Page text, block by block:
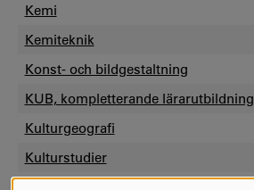
Kemi
Kemiteknik
Konst- och bildgestaltning
KUB, kompletterande lärarutbildning
Kulturgeografi
Kulturstudier